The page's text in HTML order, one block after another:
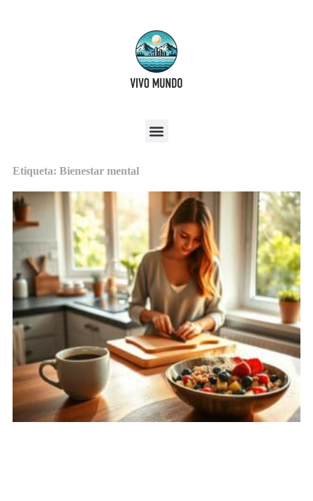
Etiqueta: Bienestar mental